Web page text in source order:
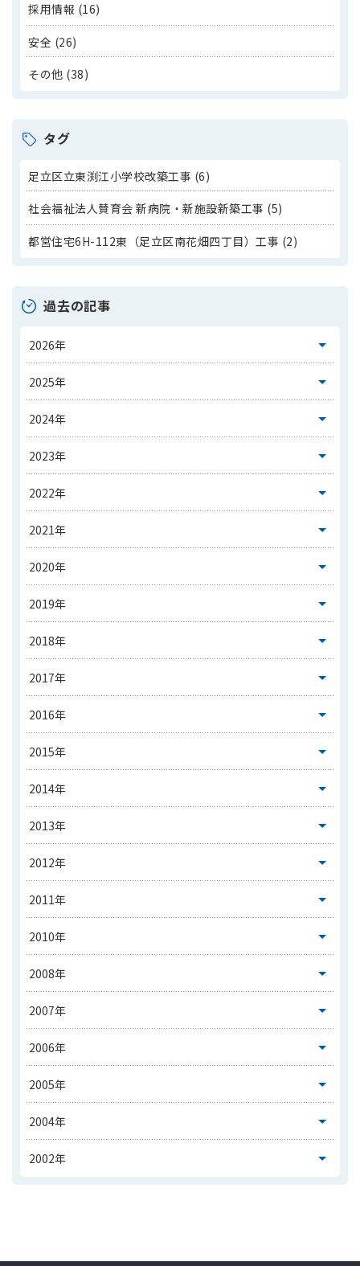
採用情報 (16)
安全 (26)
その他 (38)
タグ
足立区立東渕江小学校改築工事 (6)
社会福祉法人賛育会 新病院・新施設新築工事 (5)
都営住宅6H-112東（足立区南花畑四丁目）工事 (2)
過去の記事